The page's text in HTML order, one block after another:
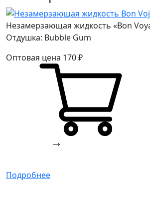
Незамерзающая жидкость «Bon
Отдушка: Bubble Gum
Оптовая цена 170₽
Подробнее